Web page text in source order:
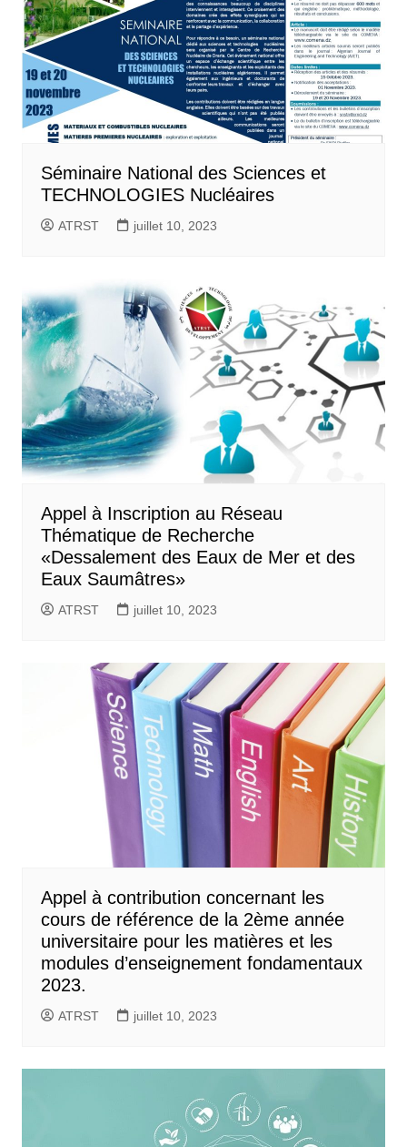
Séminaire National des Sciences et
TECHNOLOGIES Nucléaires
ATRST juillet 10, 2023
Appel à Inscription au Réseau
Thématique de Recherche
«Dessalement des Eaux de Mer et des
Eaux Saumâtres»
ATRST juillet 10, 2023
Appel à contribution concernant les
cours de référence de la 2ème année
universitaire pour les matières et les
modules d’enseignement fondamentaux
2023.
ATRST juillet 10, 2023